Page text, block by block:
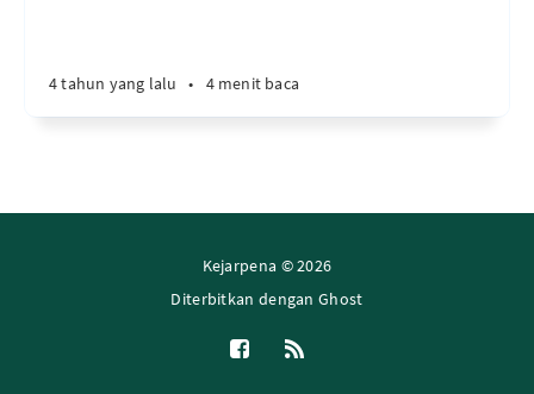
4 tahun yang lalu • 4 menit baca
Kejarpena © 2026
Diterbitkan denganGhost